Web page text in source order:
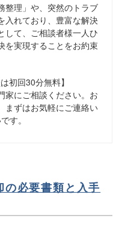
整理」や、突然のトラブ
入れており、豊富な解決
して、ご相談者様一人ひ
を実現することをお約束
初回30分無料】
家にご相談ください。お
まずはお気軽にご連絡い
す。
の必要書類と入手